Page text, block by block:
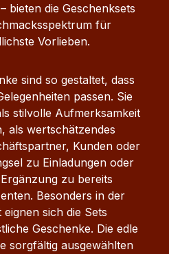
bieten die Geschenksets
für
Vorlieben.
sind so gestaltet, dass
passen. Sie
stilvolle Aufmerksamkeit
als wertschätzendes
Kunden oder
zu Einladungen oder
zu bereits
Besonders in der
sich die Sets
Geschenke. Die edle
sorgfältig ausgewählten